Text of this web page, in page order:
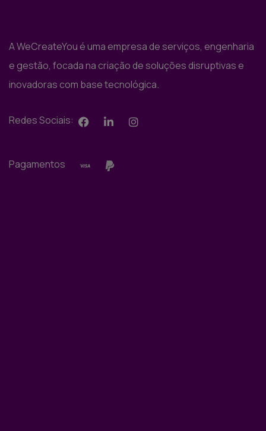
A WeCreateYou é uma empresa de serviços, engenharia
e gestão, focada na criação de soluções disruptivas e
inovadoras com base tecnológica.
Redes Sociais:
Pagamentos